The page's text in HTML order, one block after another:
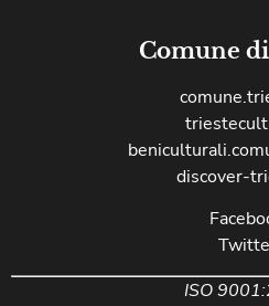
Comune
discover-
ISO